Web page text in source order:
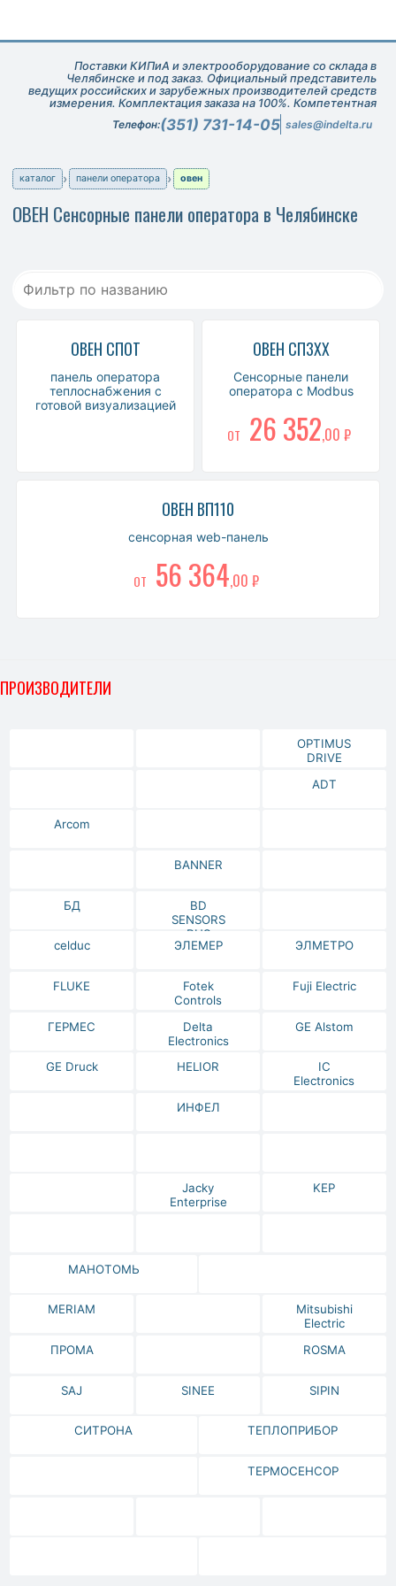
Поставки КИПиА и электрооборудование со склада в
Челябинске и под заказ. Официальный представитель
ведущих российских и зарубежных производителей средств
измерения. Комплектация заказа на 100%. Компетентная
техническая поддержка при подборе оборудования.
Телефон:(351) 731-14-05 sales@indelta.ru
каталог панели оператора овен
ОВЕН Сенсорные панели оператора в Челябинске
ОВЕН СПОТ
панель оператора
теплоснабжения с
готовой визуализацией
ОВЕН СП3ХХ
Сенсорные панели
оператора с Modbus
ОТ 26 352,00 ₽
ОВЕН ВП110
сенсорная web-панель
ОТ 56 364,00 ₽
ПРОИЗВОДИТЕЛИ
OPTIMUS
DRIVE
ADT
Arcom
BANNER
БД
BD
SENSORS
RUS
celduc
ЭЛЕМЕР ЭЛМЕТРО
FLUKE
Fotek
Controls
Fuji Electric
ГЕРМЕС
Delta
Electronics
GE Alstom
GE Druck HELIOR
IC
Electronics
ИНФЕЛ
Jacky
Enterprise
KEP
МАНОТОМЬ
MERIAM
Mitsubishi
Electric
ПРОМА
ROSMA
SAJ SINEE SIPIN
СИТРОНА ТЕПЛОПРИБОР
ТЕРМОСЕНСОР